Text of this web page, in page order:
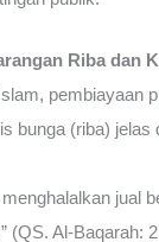
Riba dan
pembiayaan
bunga (riba) jelas
jual
(QS. Al-Baqarah: